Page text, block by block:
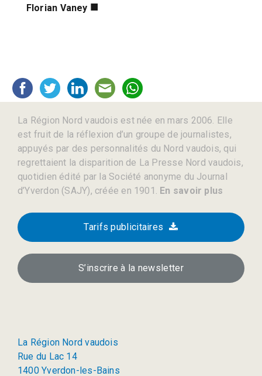
Florian Vaney ■
La Région Nord vaudois est née en mars 2006. Elle
est fruit de la réflexion d’un groupe de journalistes,
appuyés par des personnalités du Nord vaudois, qui
regrettaient la disparition de La Presse Nord vaudois,
quotidien édité par la Société anonyme du Journal
d’Yverdon (SAJY), créée en 1901. En savoir plus
Tarifs publicitaires
S’inscrire à la newsletter
La Région Nord vaudois
Rue du Lac 14
1400 Yverdon-les-Bains